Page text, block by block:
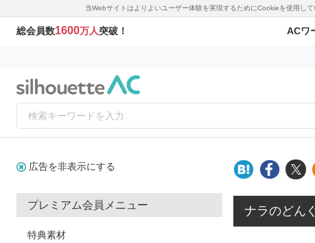
当Webサイトはよりよいユーザー体験を実現するためにCookieを使用し
総会員数1600万人突破！ ACワ
広告を非表示にする
プレミアム会員メニュー
特典素材
ナラのどん